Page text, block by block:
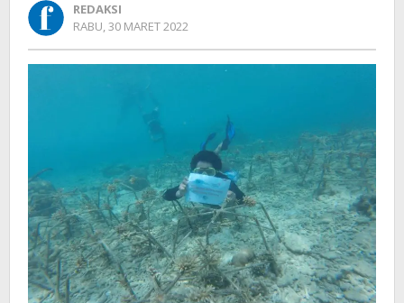
REDAKSI
RABU, 30 MARET 2022